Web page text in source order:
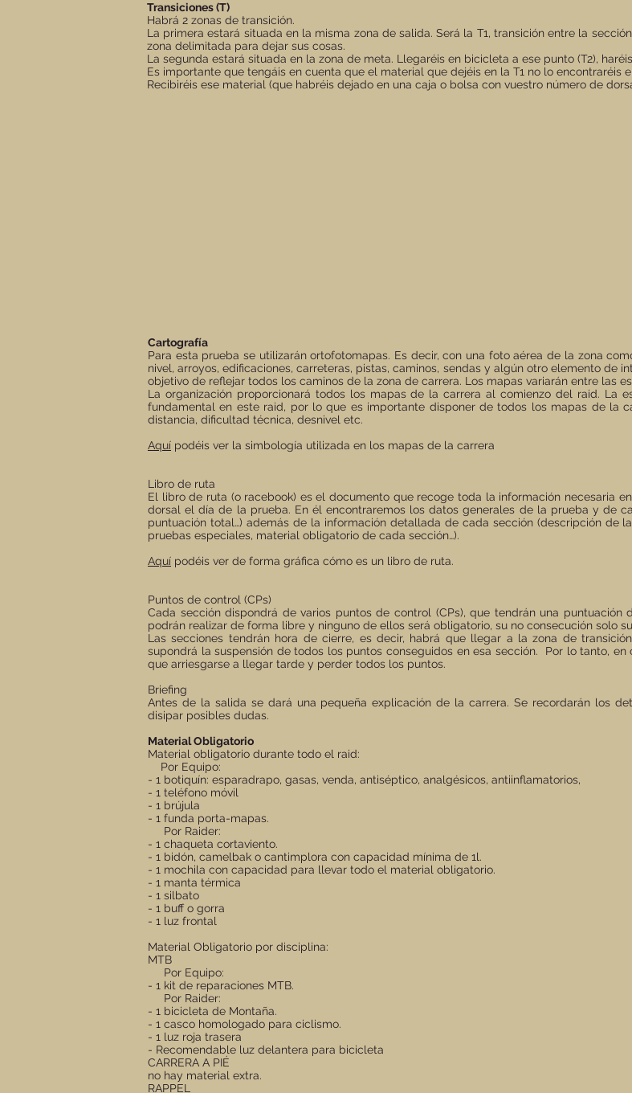
Transiciones (T)
Habrá 2 zonas de transición.
La primera estará situada en la misma zona de salida. Será la T1, transición entre la
zona delimitada para dejar sus cosas.
La segunda estará situada en la zona de meta. Llegaréis en bicicleta a ese punto (T2),
Es importante que tengáis en cuenta que el material que dejéis en la T1 no lo encontraréis
Recibiréis ese material (que habréis dejado en una caja o bolsa con vuestro número de
Cartografía
Para esta prueba se utilizarán ortofotomapas. Es decir, con una foto aérea de la zona
nivel, arroyos, edificaciones, carreteras, pistas, caminos, sendas y algún otro elemento de
objetivo de reflejar todos los caminos de la zona de carrera. Los mapas variarán entre las
La organización proporcionará todos los mapas de la carrera al comienzo del raid. La
fundamental en este raid, por lo que es importante disponer de todos los mapas de la
distancia, dificultad técnica, desnivel etc.
Aquí podéis ver la simbología utilizada en los mapas de la carrera
Libro de ruta
El libro de ruta (o racebook) es el documento que recoge toda la información necesaria
dorsal el día de la prueba. En él encontraremos los datos generales de la prueba y de
puntuación total…) además de la información detallada de cada sección (descripción de
pruebas especiales, material obligatorio de cada sección…).
Aquí podéis ver de forma gráfica cómo es un libro de ruta.
Puntos de control (CPs)
Cada sección dispondrá de varios puntos de control (CPs), que tendrán una
podrán realizar de forma libre y ninguno de ellos será obligatorio, su no consecución solo
Las secciones tendrán hora de cierre, es decir, habrá que llegar a la zona de
supondrá la suspensión de todos los puntos conseguidos en esa sección. Por lo tanto,
que arriesgarse a llegar tarde y perder todos los puntos.
Briefing
Antes de la salida se dará una pequeña explicación de la carrera. Se recordarán los
disipar posibles dudas.
Material Obligatorio
Material obligatorio durante todo el raid:
Por Equipo:
- 1 botiquín: esparadrapo, gasas, venda, antiséptico, analgésicos, antiinflamatorios,
- 1 teléfono móvil
- 1 brújula
- 1 funda porta-mapas.
Por Raider:
- 1 chaqueta cortaviento.
- 1 bidón, camelbak o cantimplora con capacidad mínima de 1l.
- 1 mochila con capacidad para llevar todo el material obligatorio.
- 1 manta térmica
- 1 silbato
- 1 buff o gorra
- 1 luz frontal
Material Obligatorio por disciplina:
MTB
Por Equipo:
- 1 kit de reparaciones MTB.
Por Raider:
- 1 bicicleta de Montaña.
- 1 casco homologado para ciclismo.
- 1 luz roja trasera
- Recomendable luz delantera para bicicleta
CARRERA A PIÉ
no hay material extra.
RAPPEL